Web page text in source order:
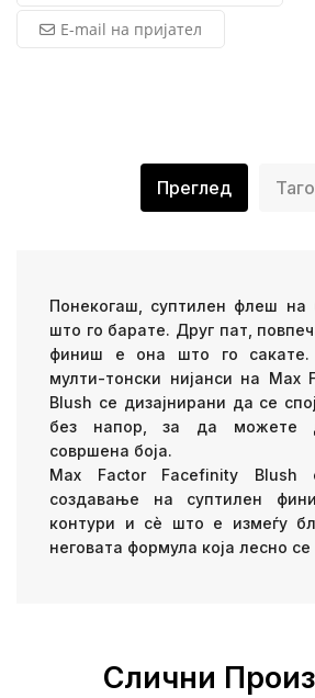
E-mail на пријател
Преглед
Понекогаш, суптилен флеш на
што го барате. Друг пат ,
финиш е она што го сакате.
мулти-тонски нијанси на Max
Blush се дизајнирани да се
без напор, за да можете
совршена боја.
Max Factor Facefinity Blush
создавање на суптилен
контури и сè што е измеѓу
неговата формула која лесно
Слични